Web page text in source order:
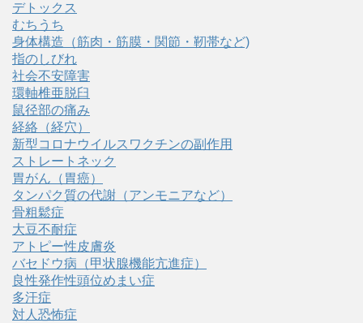
デトックス
むちうち
身体構造（筋肉・筋膜・関節・靭帯など)
指のしびれ
社会不安障害
環軸椎亜脱臼
鼠径部の痛み
経絡（経穴）
新型コロナウイルスワクチンの副作用
ストレートネック
胃がん（胃癌）
タンパク質の代謝（アンモニアなど）
骨粗鬆症
大豆不耐症
アトピー性皮膚炎
バセドウ病（甲状腺機能亢進症）
良性発作性頭位めまい症
多汗症
対人恐怖症